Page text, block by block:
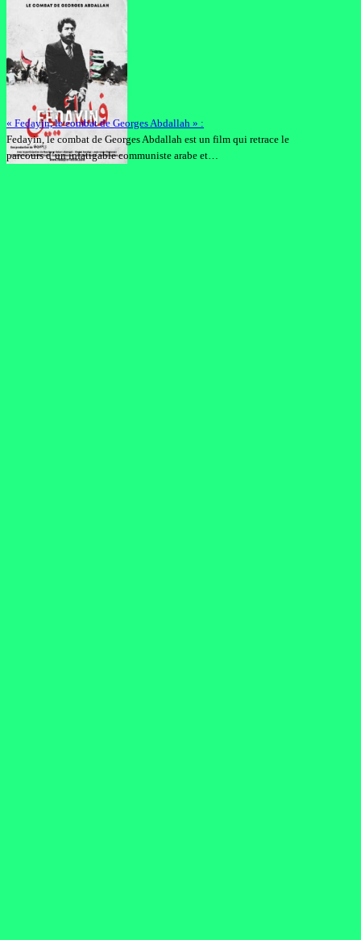
« Fedayin, le combat de Georges Abdallah » :
Fedayin, le combat de Georges Abdallah est un film qui retrace le
parcours d’un infatigable communiste arabe et…